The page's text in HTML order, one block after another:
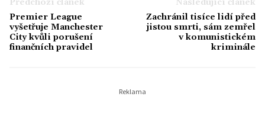
Předchozí článek
Premier League
vyšetřuje Manchester
City kvůli porušení
finančních pravidel
Následující článek
Zachránil tisíce lidí před
jistou smrti, sám zemřel
v komunistickém
kriminále